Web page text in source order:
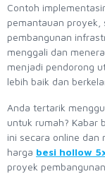
Contoh
pemantauan proyek,
pembangunan
menggali dan
menjadi pendorong
lebih baik dan
Anda tertarik
untuk rumah? Kabar
ini secara online dan
harga besi hollow
proyek